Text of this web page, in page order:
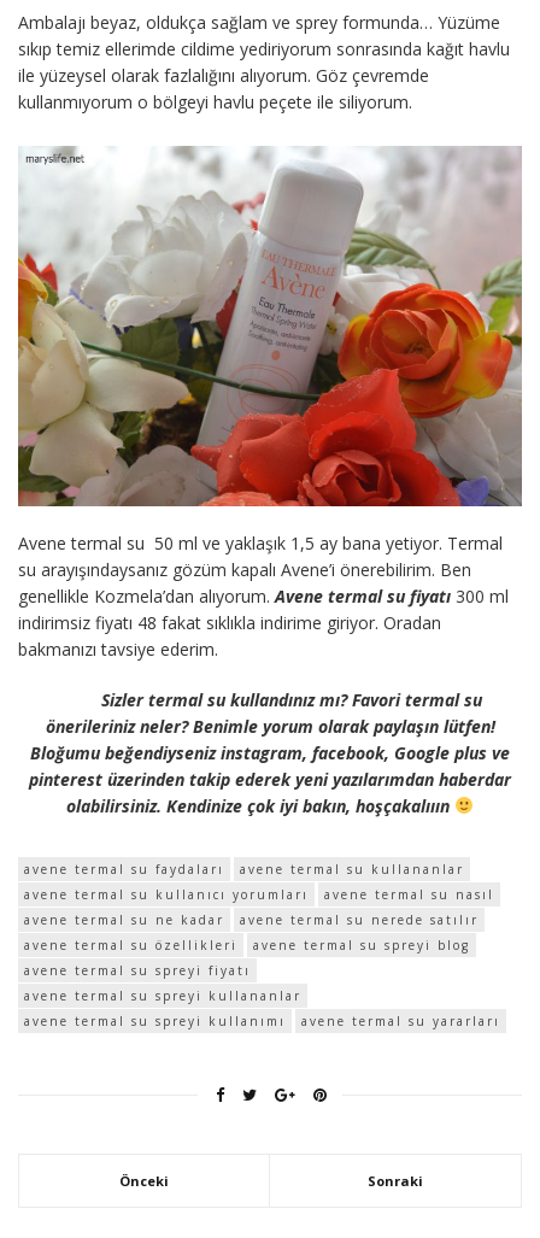
Ambalajı beyaz, oldukça sağlam ve sprey formunda… Yüzüme
sıkıp temiz ellerimde cildime yediriyorum sonrasında kağıt havlu
ile yüzeysel olarak fazlalığını alıyorum. Göz çevremde
kullanmıyorum o bölgeyi havlu peçete ile siliyorum.
Avene termal su 50 ml ve yaklaşık 1,5 ay bana yetiyor. Termal
su arayışındaysanız gözüm kapalı Avene’i önerebilirim. Ben
genellikle Kozmela’dan alıyorum. Avene termal su fiyatı 300 ml
indirimsiz fiyatı 48 fakat sıklıkla indirime giriyor. Oradan
bakmanızı tavsiye ederim.
Sizler termal su kullandınız mı? Favori termal su
önerileriniz neler? Benimle yorum olarak paylaşın lütfen!
Bloğumu beğendiyseniz instagram, facebook, Google plus ve
pinterest üzerinden takip ederek yeni yazılarımdan haberdar
olabilirsiniz. Kendinize çok iyi bakın, hoşçakalııın
avene termal su faydaları
avene termal su kullananlar
avene termal su kullanıcı yorumları
avene termal su nasıl
avene termal su ne kadar
avene termal su nerede satılır
avene termal su özellikleri
avene termal su spreyi blog
avene termal su spreyi fiyatı
avene termal su spreyi kullananlar
avene termal su spreyi kullanımı
avene termal su yararları
Önceki Sonraki